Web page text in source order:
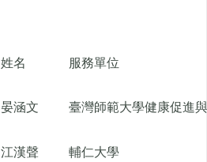
姓名 服務單位
晏涵文 臺灣師範大學健康促進
江漢聲 輔仁大學